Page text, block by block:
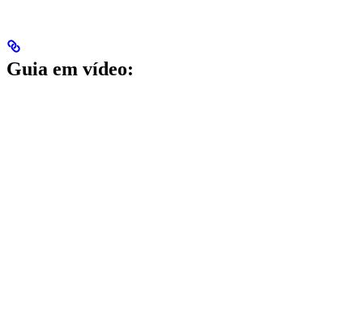
Guia em vídeo: